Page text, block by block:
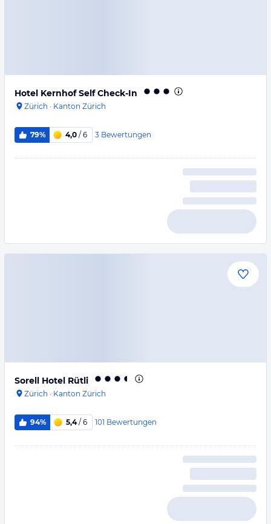
Hotel Kernhof Self Check-In
Zürich · Kanton Zürich
79% 4,0 / 6 3 Bewertungen
Sorell Hotel Rütli
Zürich · Kanton Zürich
94% 5,4/ 6 101 Bewertungen